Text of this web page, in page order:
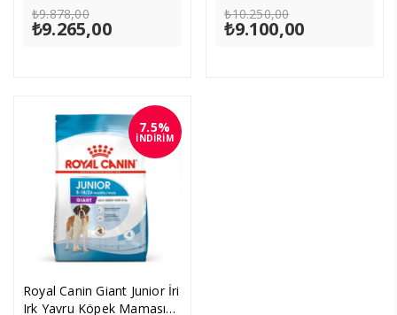
₺9.878,00Orijinal
fiyat:
₺9.878,00.
₺9.265,00Şu
₺10.250,00Orijinal
fiyat:
₺10.250,00.
₺9.100,00Şu
Royal Canin Giant Junior İri
Irk Yavru Köpek Maması
7.5%
İNDİRİM